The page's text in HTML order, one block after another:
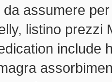
assumere
listino prezzi
include